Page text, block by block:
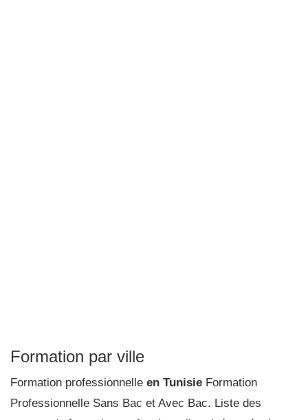
Formation par ville
Formation professionnelle en Tunisie Formation
Professionnelle Sans Bac et Avec Bac. Liste des